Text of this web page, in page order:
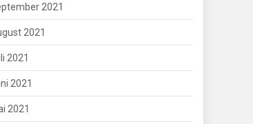
2021
2021
2021
2021
2021